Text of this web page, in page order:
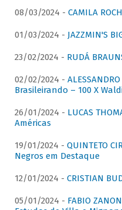
08/03/2024 - CAMILA
01/03/2024 - JAZZMIN'S
23/02/2024 - RUDÁ
02/02/2024 -
Brasileirando – 100 X
26/01/2024 - LUCAS
Américas
19/01/2024 - QUINTETO
Negros em Destaque
12/01/2024 - CRISTIAN
05/01/2024 - FABIO